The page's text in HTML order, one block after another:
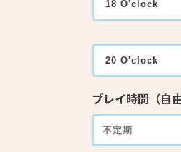
プレイ時間（自